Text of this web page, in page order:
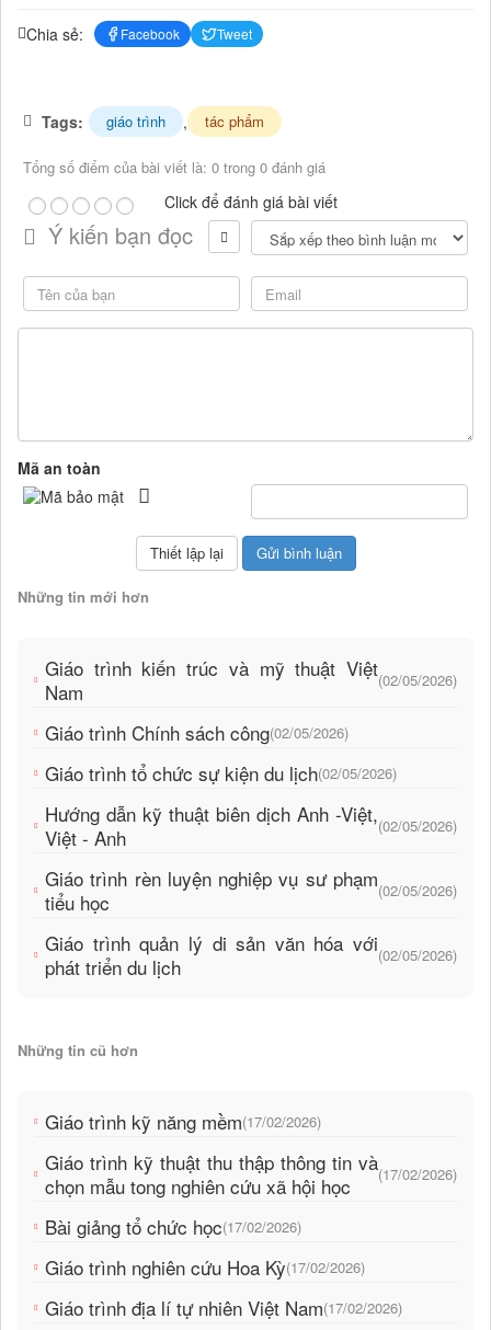
Chia sẻ: Facebook Tweet
Tags: giáo trình , tác phẩm
Tổng số điểm của bài viết là: 0 trong 0 đánh giá
Click để đánh giá bài viết
Ý kiến bạn đọc
Mã an toàn
Những tin mới hơn
Giáo trình kiến trúc và mỹ thuật Việt
Nam
(02/05/2026)
Giáo trình Chính sách công(02/05/2026)
Giáo trình tổ chức sự kiện du lịch(02/05/2026)
Hướng dẫn kỹ thuật biên dịch Anh -Việt,
Việt - Anh
(02/05/2026)
Giáo trình rèn luyện nghiệp vụ sư phạm
tiểu học
(02/05/2026)
Giáo trình quản lý di sản văn hóa với
phát triển du lịch
(02/05/2026)
Những tin cũ hơn
Giáo trình kỹ năng mềm(17/02/2026)
Giáo trình kỹ thuật thu thập thông tin và
chọn mẫu tong nghiên cứu xã hội học
(17/02/2026)
Bài giảng tổ chức học(17/02/2026)
Giáo trình nghiên cứu Hoa Kỳ(17/02/2026)
Giáo trình địa lí tự nhiên Việt Nam(17/02/2026)